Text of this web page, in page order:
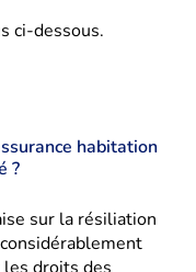
ci-dessous.
habitation
?
sur la résiliation